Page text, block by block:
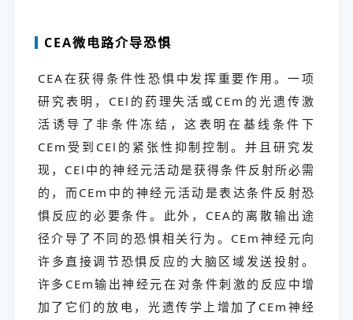
CEA微电路介导恐惧
CEA在获得条件性恐惧中发挥重要作用。一项
研究表明，CEl的药理失活或CEm的光遗传激
活诱导了非条件冻结，这表明在基线条件下
CEm受到CEl的紧张性抑制控制。并且研究发
现，CEl中的神经元活动是获得条件反射所必需
的，而CEm中的神经元活动是表达条件反射恐
惧反应的必要条件。此外，CEA的离散输出途
径介导了不同的恐惧相关行为。CEm神经元向
许多直接调节恐惧反应的大脑区域发送投射。
许多CEm输出神经元在对条件刺激的反应中增
加了它们的放电，光遗传学上增加了CEm神经